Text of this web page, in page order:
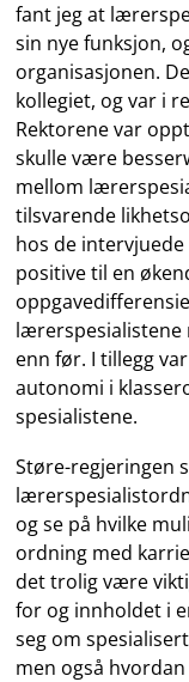
fant jeg at
sin nye funksjon,
organisasjonen.
kollegiet, og var i
Rektorene var
skulle være
mellom
tilsvarende
hos de
positive til en
lærerspesialistene
enn før. I tillegg
autonomi i
spesialistene.
Støre-regjeringen
og se på hvilke
ordning med
det trolig være
for og innholdet i
seg om
men også